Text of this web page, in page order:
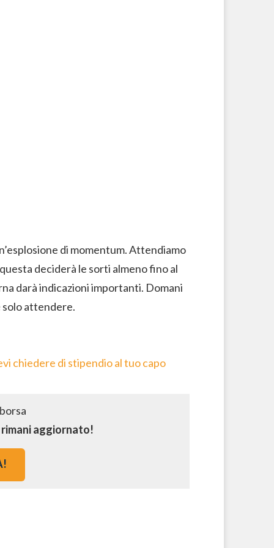
di momentum.Attendiamo
deciderà le sorti almeno fino al
darà indicazioni importanti. Domani
solo attendere.
chiedere di stipendio al tuo capo
aggiornato!